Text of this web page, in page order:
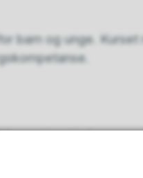
barn og unge. Kurset
gir dere en